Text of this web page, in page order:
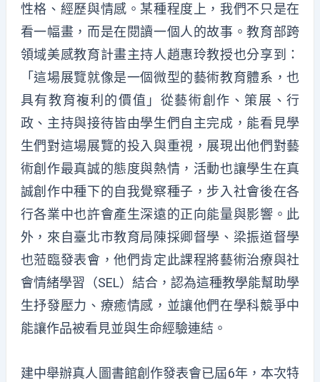
性格、經歷與情感。某種程度上，我們不只是在
看一幅畫，而是在閱讀一個人的故事。教育部跨
領域美感教育計畫主持人趙惠玲教授也分享到：
「這場展覽就像是一個微型的藝術教育體系，也
具有教育複利的價值」從藝術創作、策展、行
政、主持與接待皆由學生們自主完成，能看見學
生們對這場展覽的投入與重視，展現出他們對藝
術創作最真誠的態度與熱情，活動也讓學生在真
誠創作中種下的自我覺察種子，步入社會後在各
行各業中也許會產生深遠的正向能量與影響。此
外，來自臺北市教育局陳採卿督學、梁振道督學
也蒞臨發表會，他們肯定此課程將藝術治療與社
會情緒學習（SEL）結合，認為這種教學能幫助學
生抒發壓力、療癒情感，並讓他們在學科競爭中
能讓作品被看見並與生命經驗連結。
建中舉辦真人圖書館創作發表會已屆6年，本次特